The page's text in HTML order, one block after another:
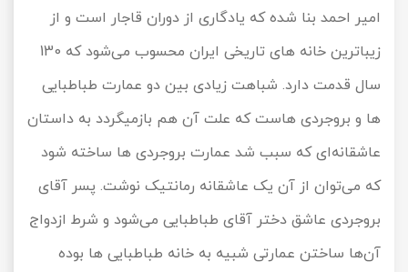
امیر احمد بنا شده که یادگاری از دوران قاجار است و از
زیباترین خانه های تاریخی ایران محسوب می‌شود که 130
سال قدمت دارد. شباهت زیادی بین دو عمارت طباطبایی
ها و بروجردی هاست که علت آن هم بازمیگردد به داستان
عاشقانه‌ای که سبب شد عمارت بروجردی ها ساخته شود
که می‌توان از آن یک عاشقانه رمانتیک نوشت. پسر آقای
بروجردی عاشق دختر آقای طباطبایی می‌شود و شرط ازدواج
آن‌ها ساختن عمارتی شبیه به خانه طباطبایی ها بوده